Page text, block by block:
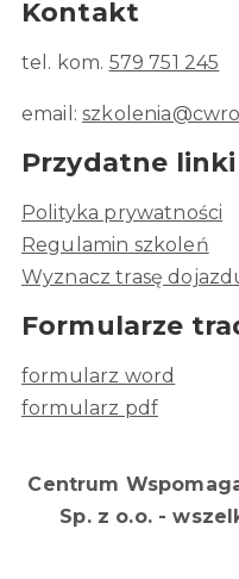
Kontakt
tel. kom. 579 751 245
email:
Przydatne linki
Polityka prywatności
Regulamin szkoleń
Wyznacz trasę
Formularze
formularz word
formularz pdf
Centrum
Sp. z o.o. -